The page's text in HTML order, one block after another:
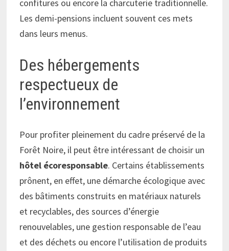
confitures ou encore la charcuterie traditionnelle.
Les demi-pensions incluent souvent ces mets
dans leurs menus.
Des hébergements
respectueux de
l’environnement
Pour profiter pleinement du cadre préservé de la
Forêt Noire, il peut être intéressant de choisir un
hôtel écoresponsable. Certains établissements
prônent, en effet, une démarche écologique avec
des bâtiments construits en matériaux naturels
et recyclables, des sources d’énergie
renouvelables, une gestion responsable de l’eau
et des déchets ou encore l’utilisation de produits